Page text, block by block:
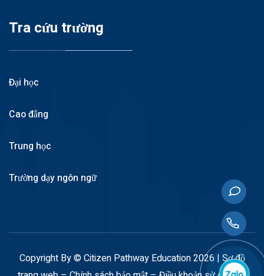
Tra cứu trường
Đại học
Cao đẳng
Trung học
Trường dạy ngôn ngữ
Copyright By © Citizen Pathway Education 2026 | Sơ đồ